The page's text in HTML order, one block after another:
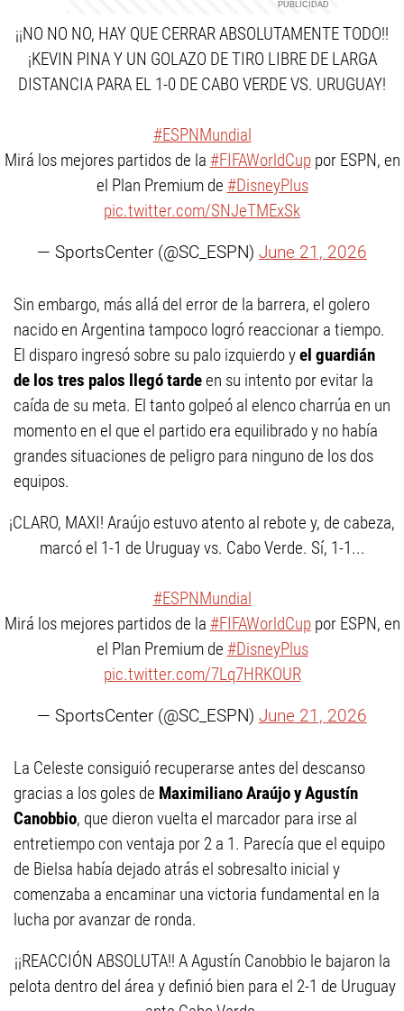
¡¡NO NO NO, HAY QUE CERRAR ABSOLUTAMENTE TODO!!
¡KEVIN PINA Y UN GOLAZO DE TIRO LIBRE DE LARGA
DISTANCIA PARA EL 1-0 DE CABO VERDE VS. URUGUAY!
#ESPNMundial
Mirá los mejores partidos de la #FIFAWorldCuppor ESPN, en
el Plan Premium de #DisneyPlus
pic.twitter.com/SNJeTMExSk
— SportsCenter (@SC_ESPN) June 21, 2026
Sin embargo, más allá del error de la barrera, el golero
nacido en Argentina tampoco logró reaccionar a tiempo.
El disparo ingresó sobre su palo izquierdo yel guardián
de los tres palos llegó tardeen su intento por evitar la
caída de su meta. El tanto golpeó al elenco charrúa en un
momento en el que el partido era equilibrado y no había
grandes situaciones de peligro para ninguno de los dos
equipos.
¡CLARO, MAXI! Araújo estuvo atento al rebote y, de cabeza,
marcó el 1-1 de Uruguay vs. Cabo Verde. Sí, 1-1...
#ESPNMundial
Mirá los mejores partidos de la #FIFAWorldCuppor ESPN, en
el Plan Premium de #DisneyPlus
pic.twitter.com/7Lq7HRKOUR
— SportsCenter (@SC_ESPN) June 21, 2026
La Celeste consiguió recuperarse antes del descanso
gracias a los goles de Maximiliano Araújo y Agustín
Canobbio, que dieron vuelta el marcador para irse al
entretiempo con ventaja por 2 a 1. Parecía que el equipo
de Bielsa había dejado atrás el sobresalto inicial y
comenzaba a encaminar una victoria fundamental en la
lucha por avanzar de ronda.
¡¡REACCIÓN ABSOLUTA!! A Agustín Canobbio le bajaron la
pelota dentro del área y definió bien para el 2-1 de Uruguay